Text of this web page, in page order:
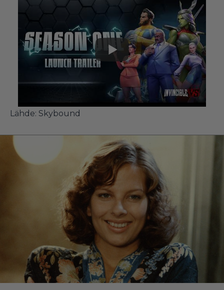
Lähde: Skybound